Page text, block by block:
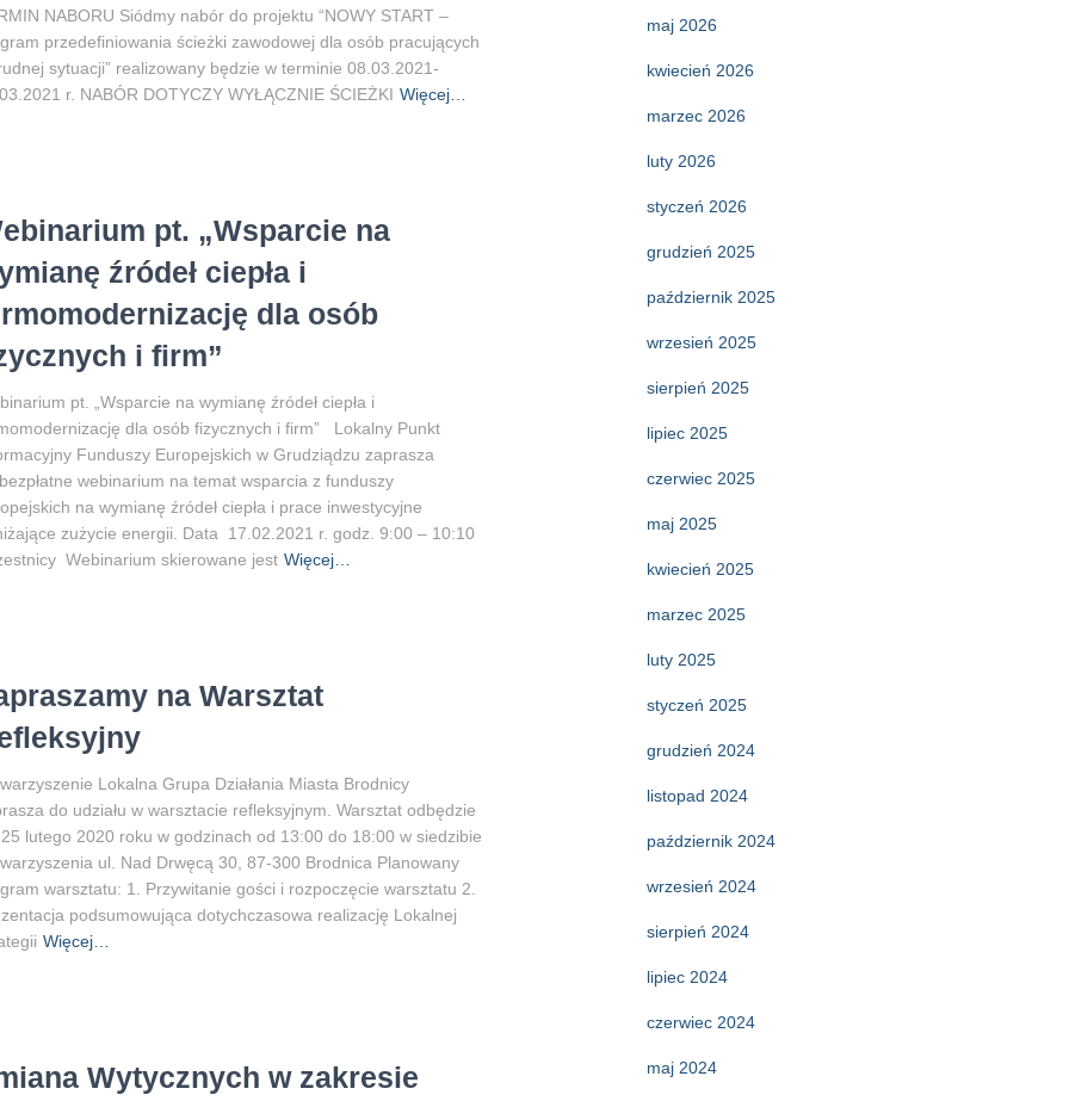
NABORU Siódmy nabór do projektu “NOWY START –
przedefiniowania ścieżki zawodowej dla osób pracujących
sytuacji” realizowany będzie w terminie 08.03.2021-
r. NABÓR DOTYCZY WYŁĄCZNIE ŚCIEŻKI Więcej…
pt. „Wsparcie na
źródeł ciepła i
dla osób
i firm”
pt. „Wsparcie na wymianę źródeł ciepła i
dla osób fizycznych i firm” Lokalny Punkt
Funduszy Europejskich w Grudziądzu zaprasza
webinarium na temat wsparcia z funduszy
na wymianę źródeł ciepła i prace inwestycyjne
zużycie energii. Data 17.02.2021 r. godz. 9:00 – 10:10
Webinarium skierowane jest Więcej…
na Warsztat
Lokalna Grupa Działania Miasta Brodnicy
do udziału w warsztacie refleksyjnym. Warsztat odbędzie
lutego 2020 roku w godzinach od 13:00 do 18:00 w siedzibie
ul. Nad Drwęcą 30, 87-300 Brodnica Planowany
warsztatu: 1. Przywitanie gości i rozpoczęcie warsztatu 2.
podsumowująca dotychczasowa realizację Lokalnej
Więcej…
Wytycznych w zakresie
maj 2026
kwiecień 2026
marzec 2026
luty 2026
styczeń 2026
grudzień 2025
październik 2025
wrzesień 2025
sierpień 2025
lipiec 2025
czerwiec 2025
maj 2025
kwiecień 2025
marzec 2025
luty 2025
styczeń 2025
grudzień 2024
listopad 2024
październik 2024
wrzesień 2024
sierpień 2024
lipiec 2024
czerwiec 2024
maj 2024